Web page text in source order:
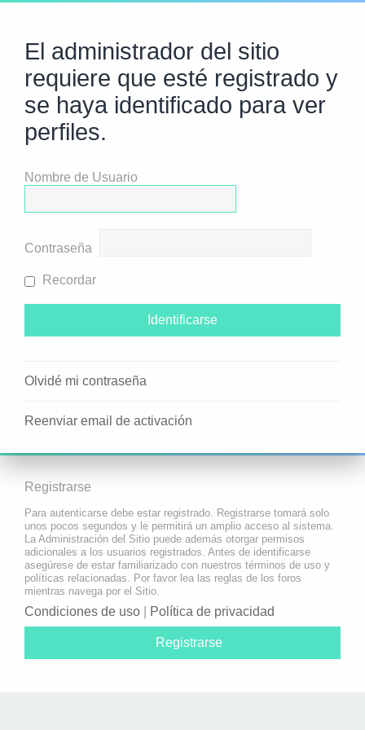
El administrador del sitio
requiere que esté registrado y
se haya identificado para ver
perfiles.
Nombre de Usuario
Contraseña
Recordar
Olvidé mi contraseña
Reenviar email de activación
Registrarse
Para autenticarse debe estar registrado. Registrarse tomará solo
unos pocos segundos y le permitirá un amplio acceso al sistema.
La Administración del Sitio puede además otorgar permisos
adicionales a los usuarios registrados. Antes de identificarse
asegúrese de estar familiarizado con nuestros términos de uso y
políticas relacionadas. Por favor lea las reglas de los foros
mientras navega por el Sitio.
Condiciones de uso Política de privacidad
Registrarse